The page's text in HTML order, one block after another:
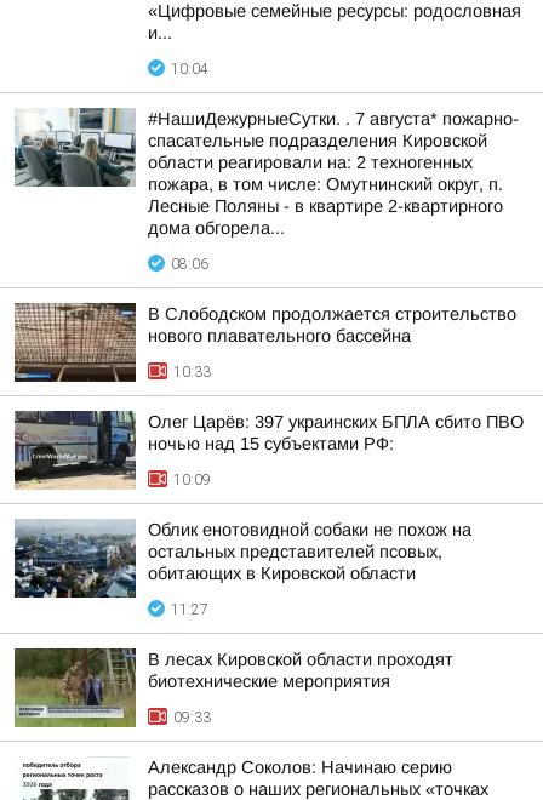
«Цифровые семейные ресурсы: родословная
и...
10:04
#НашиДежурныеСутки. . 7 августа* пожарно-
спасательные подразделения Кировской
области реагировали на: 2 техногенных
пожара, в том числе: Омутнинский округ, п.
Лесные Поляны - в квартире 2-квартирного
дома обгорела...
08:06
В Слободском продолжается строительство
нового плавательного бассейна
10:33
Олег Царёв: 397 украинских БПЛА сбито ПВО
ночью над 15 субъектами РФ:
10:09
Облик енотовидной собаки не похож на
остальных представителей псовых,
обитающих в Кировской области
11:27
В лесах Кировской области проходят
биотехнические мероприятия
09:33
Александр Соколов: Начинаю серию
рассказов о наших региональных «точках